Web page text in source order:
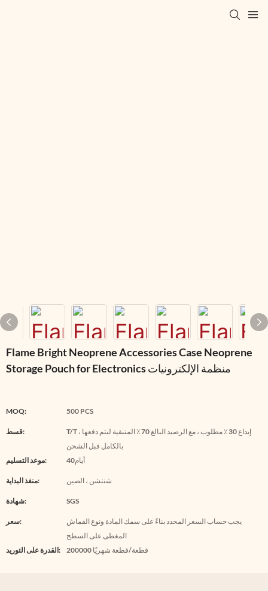
Flame Bright Neoprene Accessories Case Neoprene
Storage Pouch for Electronics منظمة الإلكترونيات
MOQ: 500 PCS
قسط:
T/T ، إيداع 30 ٪ مطلوب ، مع الرصيد البالغ 70 ٪ المتبقية ليتم دفعها
بالكامل قبل الشحن
موعد التسليم:
أيام40
منفذ البداية: شنتشن ، الصين
شهادة: SGS
سعر:
يجب حساب السعر المحدد بناءً على سمك المادة ونوع القماش
المغطى على السطح
القدرة على التوريد:
200000 قطعة/قطعة شهريًا